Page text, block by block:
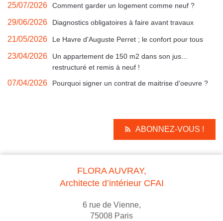
25/07/2026 Comment garder un logement comme neuf ?
29/06/2026 Diagnostics obligatoires à faire avant travaux
21/05/2026 Le Havre d'Auguste Perret ; le confort pour tous
23/04/2026
Un appartement de 150 m2 dans son jus...
restructuré et remis à neuf !
07/04/2026 Pourquoi signer un contrat de maitrise d'oeuvre ?
ABONNEZ-VOUS !
FLORA AUVRAY,
Architecte d’intérieur CFAI
6 rue de Vienne,
75008 Paris